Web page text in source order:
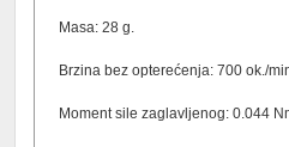
Masa: 28 g.
Brzina bez opterećenja: 700 ok./
Moment sile zaglavljenog: 0.044